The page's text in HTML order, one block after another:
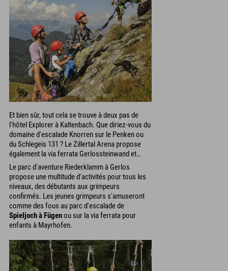
Et bien sûr, tout cela se trouve à deux pas de
l'hôtel Explorer à Kaltenbach. Que diriez-vous du
domaine d'escalade Knorren sur le Penken ou
du Schlegeis 131 ? Le Zillertal Arena propose
également la via ferrata Gerlossteinwand et…
Le parc d'aventure Riederklamm à Gerlos
propose une multitude d'activités pour tous les
niveaux, des débutants aux grimpeurs
confirmés. Les jeunes grimpeurs s'amuseront
comme des fous au parc d'escalade de
Spieljoch à Fügenou sur la via ferrata pour
enfants à Mayrhofen.